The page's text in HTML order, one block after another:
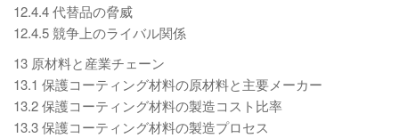
12.4.4 代替品の脅威
12.4.5 競争上のライバル関係
13 原材料と産業チェーン
13.1 保護コーティング材料の原材料と主要メーカー
13.2 保護コーティング材料の製造コスト比率
13.3 保護コーティング材料の製造プロセス